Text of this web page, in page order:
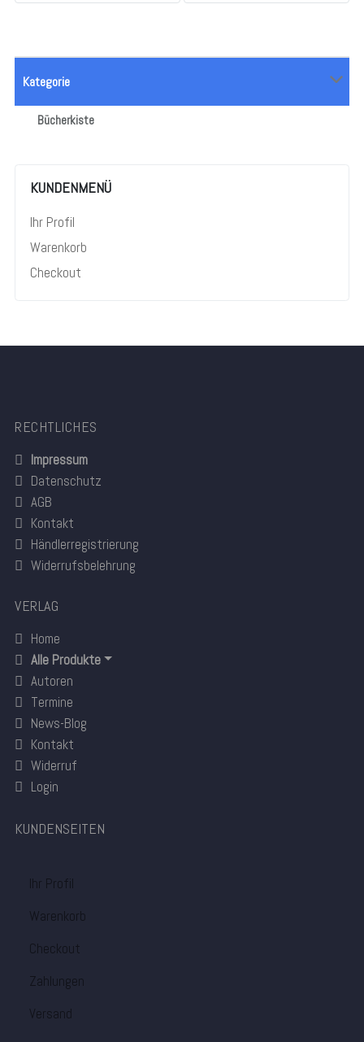
Kategorie
Bücherkiste
KUNDENMENÜ
Ihr Profil
Warenkorb
Checkout
RECHTLICHES
Impressum
Datenschutz
AGB
Kontakt
Händlerregistrierung
Widerrufsbelehrung
VERLAG
Home
Alle Produkte
Autoren
Termine
News-Blog
Kontakt
Widerruf
Login
KUNDENSEITEN
Ihr Profil
Warenkorb
Checkout
Zahlungen
Versand